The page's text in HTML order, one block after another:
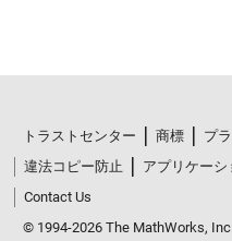
トラストセンター 商標
プ
違法コピー防止
アプリケーシ
Contact Us
© 1994-2026 The MathWorks,